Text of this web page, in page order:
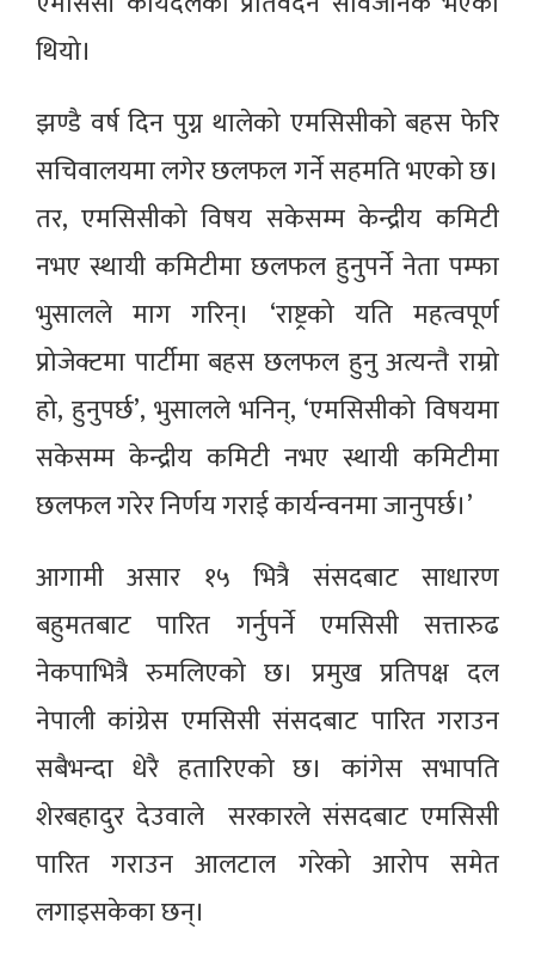
थियो।
झण्डै वर्ष दिन पुग्न थालेको एमसिसीको बहस फेरि
सचिवालयमा लगेर छलफल गर्ने सहमति भएको छ।
तर, एमसिसीको विषय सकेसम्म केन्द्रीय कमिटी
नभए स्थायी कमिटीमा छलफल हुनुपर्ने नेता पम्फा
भुसालले माग गरिन्। ‘राष्ट्रको यति महत्वपूर्ण
प्रोजेक्टमा पार्टीमा बहस छलफल हुनु अत्यन्तै राम्रो
हो, हुनुपर्छ’, भुसालले भनिन्, ‘एमसिसीको विषयमा
सकेसम्म केन्द्रीय कमिटी नभए स्थायी कमिटीमा
छलफल गरेर निर्णय गराई कार्यन्वनमा जानुपर्छ।’
आगामी असार १५ भित्रै संसदबाट साधारण
बहुमतबाट पारित गर्नुपर्ने एमसिसी सत्तारुढ
नेकपाभित्रै रुमलिएको छ। प्रमुख प्रतिपक्ष दल
नेपाली कांग्रेस एमसिसी संसदबाट पारित गराउन
सबैभन्दा धेरै हतारिएको छ। कांगेस सभापति
शेरबहादुर देउवाले सरकारले संसदबाट एमसिसी
पारित गराउन आलटाल गरेको आरोप समेत
लगाइसकेका छन्।